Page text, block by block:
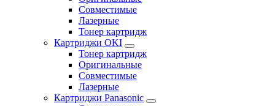
Совместимые
Лазерные
Тонер картридж
Картриджи OKI
Тонер картридж
Оригинальные
Совместимые
Лазерные
Картриджи Panasonic